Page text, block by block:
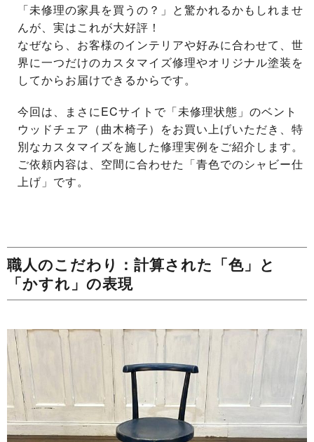
「未修理の家具を買うの？」と驚かれるかもしれませ
んが、実はこれが大好評！
なぜなら、お客様のインテリアや好みに合わせて、世
界に一つだけのカスタマイズ修理やオリジナル塗装を
してからお届けできるからです。
今回は、まさにECサイトで「未修理状態」のベント
ウッドチェア（曲木椅子）をお買い上げいただき、特
別なカスタマイズを施した修理実例をご紹介します。
ご依頼内容は、空間に合わせた「青色でのシャビー仕
上げ」です。
職人のこだわり：計算された「色」と
「かすれ」の表現